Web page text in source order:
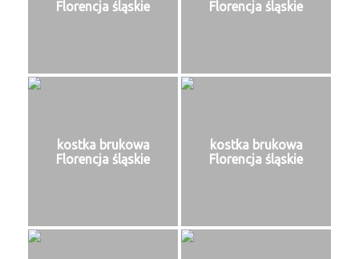
Florencja śląskie
Florencja śląskie
kostka brukowa
Florencja śląskie
kostka brukowa
Florencja śląskie